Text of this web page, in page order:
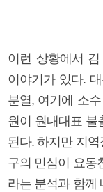
이런 상황에서
이야기가 있다.
분열, 여기에 소
원이 원내대표 불
된다. 하지만 지
구의 민심이 요동
라는 분석과 함께